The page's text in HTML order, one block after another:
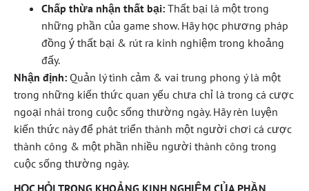
Chấp thừa nhận thất bại: Thất bại là một trong
những phần của game show. Hãy học phương pháp
đồng ý thất bại & rút ra kinh nghiệm trong khoảng
đấy.
Nhận định: Quản lý tình cảm & vai trung phong ý là một
trong những kiến thức quan yếu chưa chỉ là trong cá cược
ngoại nhái trong cuộc sống thường ngày. Hãy rèn luyện
kiến thức này để phát triển thành một người chơi cá cược
thành công & một phần nhiều người thành công trong
cuộc sống thường ngày.